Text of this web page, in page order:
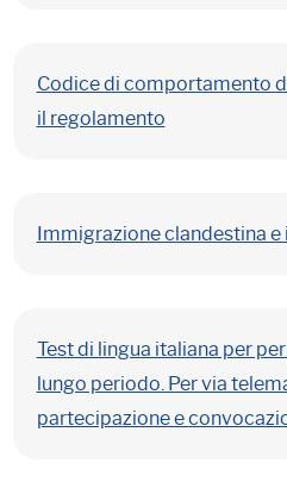
Codice di comportamento
il regolamento
Immigrazione clandestina e
Test di lingua italiana per
lungo periodo. Per via
partecipazione e